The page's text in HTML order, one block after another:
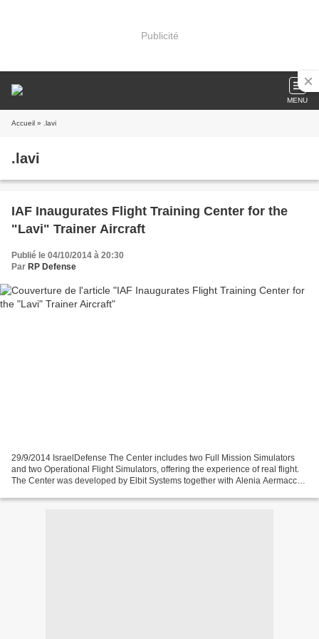
Publicité
MENU
Accueil » .lavi
.lavi
IAF Inaugurates Flight Training Center for the
"Lavi" Trainer Aircraft
Publié le 04/10/2014 à 20:30
Par RP Defense
29/9/2014 IsraelDefense The Center includes two Full Mission Simulators
and two Operational Flight Simulators, offering the experience of real flight.
The Center was developed by Elbit Systems together with Alenia Aermacchi,